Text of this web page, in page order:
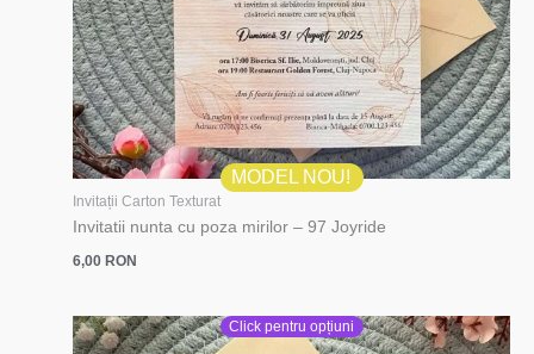
MODEL NOU!
Invitații Carton Texturat
Invitatii nunta cu poza mirilor – 97 Joyride
6,00 RON
Click pentru opțiuni